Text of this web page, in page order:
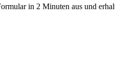
in 2 Minuten aus und